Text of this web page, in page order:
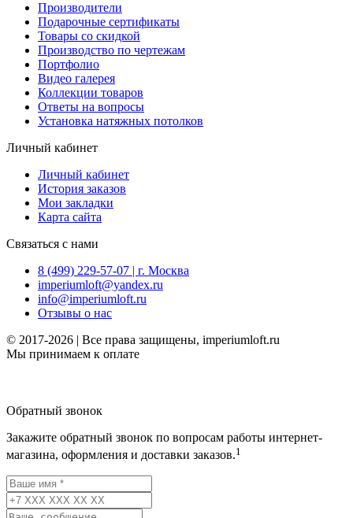
Производители
Подарочные сертификаты
Товары со скидкой
Производство по чертежам
Портфолио
Видео галерея
Коллекции товаров
Ответы на вопросы
Установка натяжных потолков
Личный кабинет
Личный кабинет
История заказов
Мои закладки
Карта сайта
Связаться с нами
8 (499) 229-57-07 | г. Москва
imperiumloft@yandex.ru
info@imperiumloft.ru
Отзывы о нас
© 2017-2026 | Все права защищены, imperiumloft.ru
Мы принимаем к оплате
Обратный звонок
Закажите обратный звонок по вопросам работы интернет-
магазина, оформления и доставки заказов.1